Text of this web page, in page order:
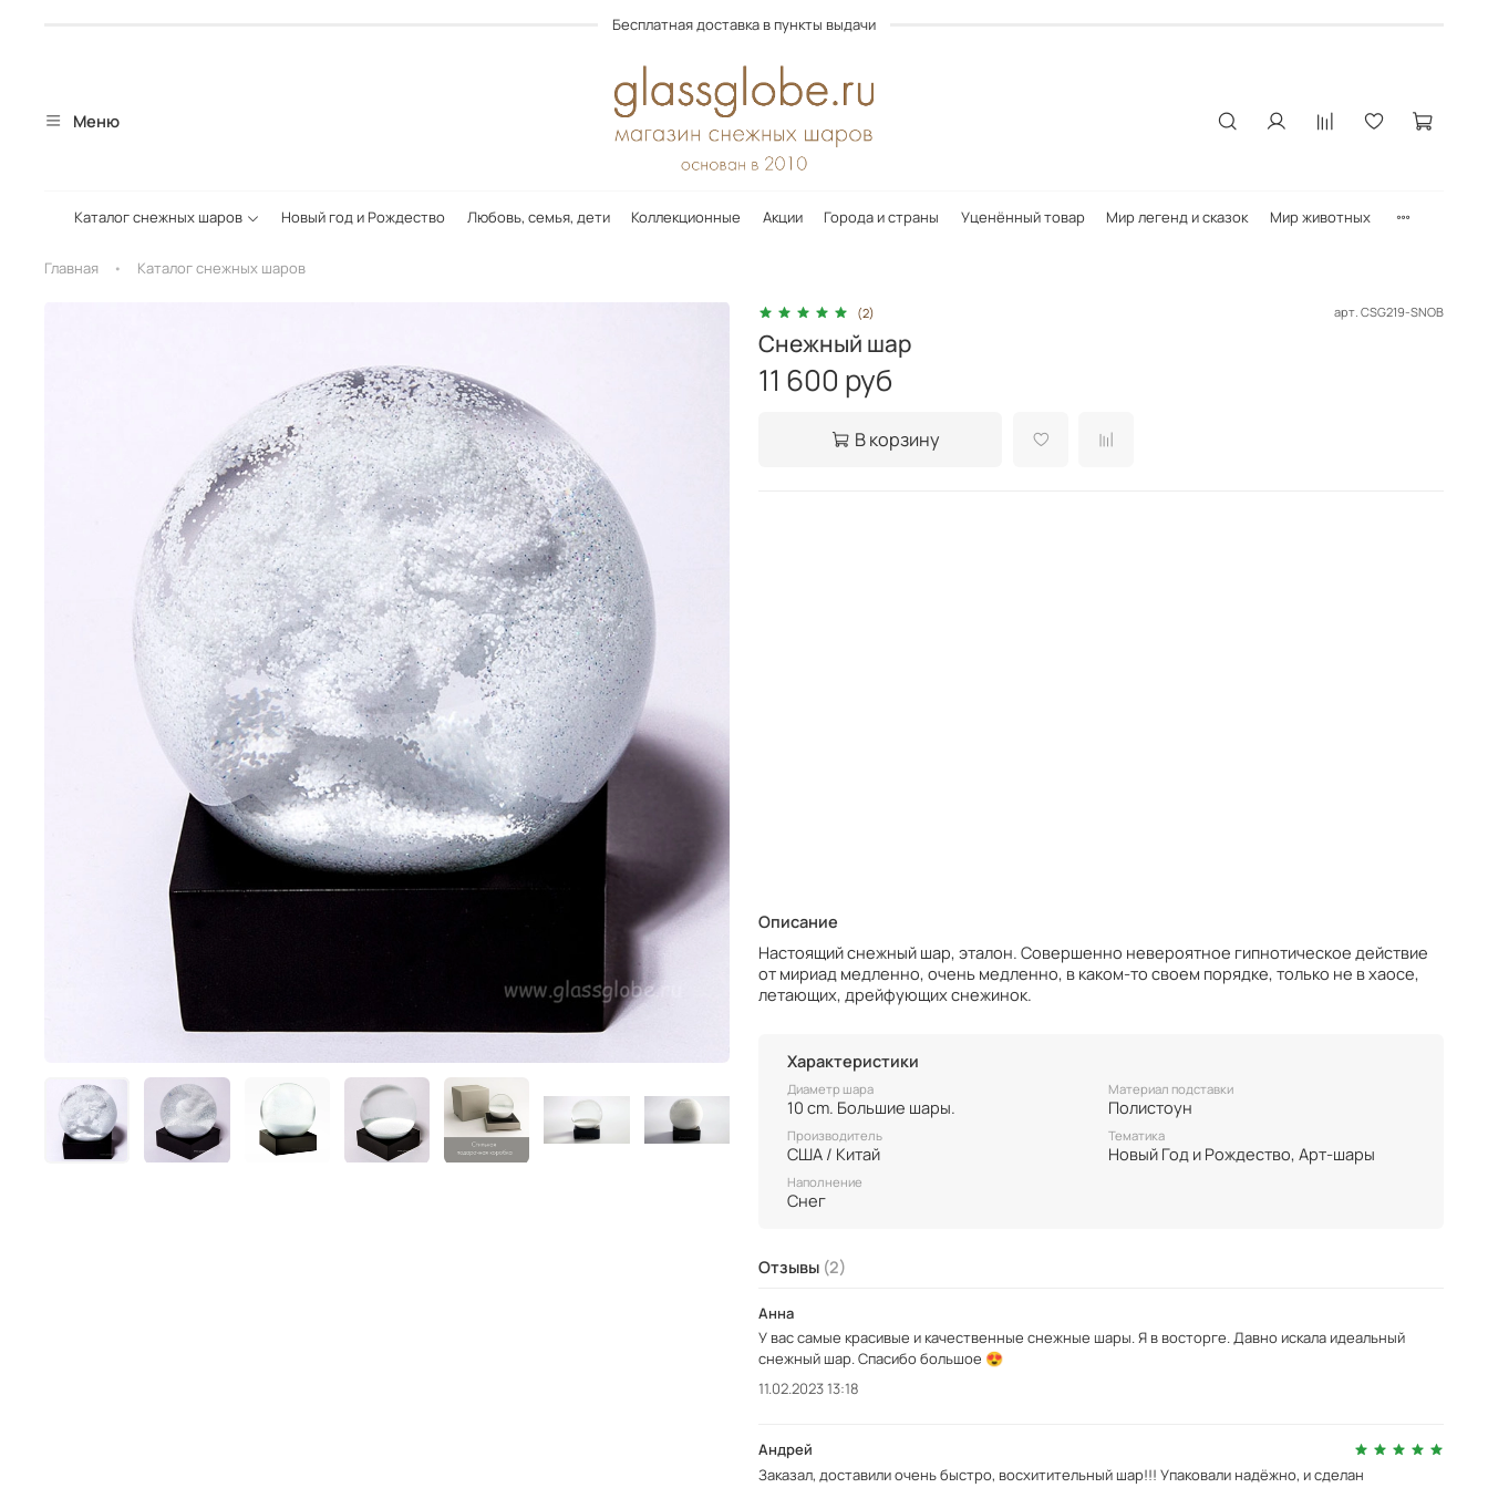
Бесплатная доставка в пункты выдачи
Меню
Каталог снежных шаров Новый год и Рождество Любовь, семья, дети Коллекционные Акции Города и страны Уценённый товар Мир легенд и сказок Мир животных
Главная Каталог снежных шаров
(2) арт. CSG219-SNOB
Снежный шар
11 600 руб
В корзину
Описание
Настоящий снежный шар, эталон. Совершенно невероятное гипнотическое действие
от мириад медленно, очень медленно, в каком-то своем порядке, только не в хаосе,
летающих, дрейфующих снежинок.
Характеристики
Диаметр шара
10 cm. Большие шары.
Материал подставки
Полистоун
Производитель
США / Китай
Тематика
Новый Год и Рождество, Арт-шары
Наполнение
Снег
Отзывы (2)
Анна
У вас самые красивые и качественные снежные шары. Я в восторге. Давно искала идеальный
снежный шар. Спасибо большое 😍
11.02.2023 13:18
Андрей
Заказал, доставили очень быстро, восхитительный шар!!! Упаковали надёжно, и сделан